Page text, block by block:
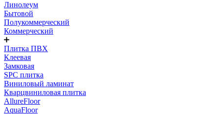
Линолеум
Бытовой
Полукоммерческий
Коммерческий
Плитка ПВХ
Клеевая
Замковая
SPC плитка
Виниловый ламинат
Кварцвиниловая плитка
AllureFloor
AquaFloor